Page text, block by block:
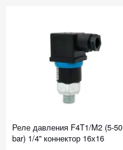
Реле давления F4T1/M2 (5-50
bar) 1/4'' коннектор 16х16